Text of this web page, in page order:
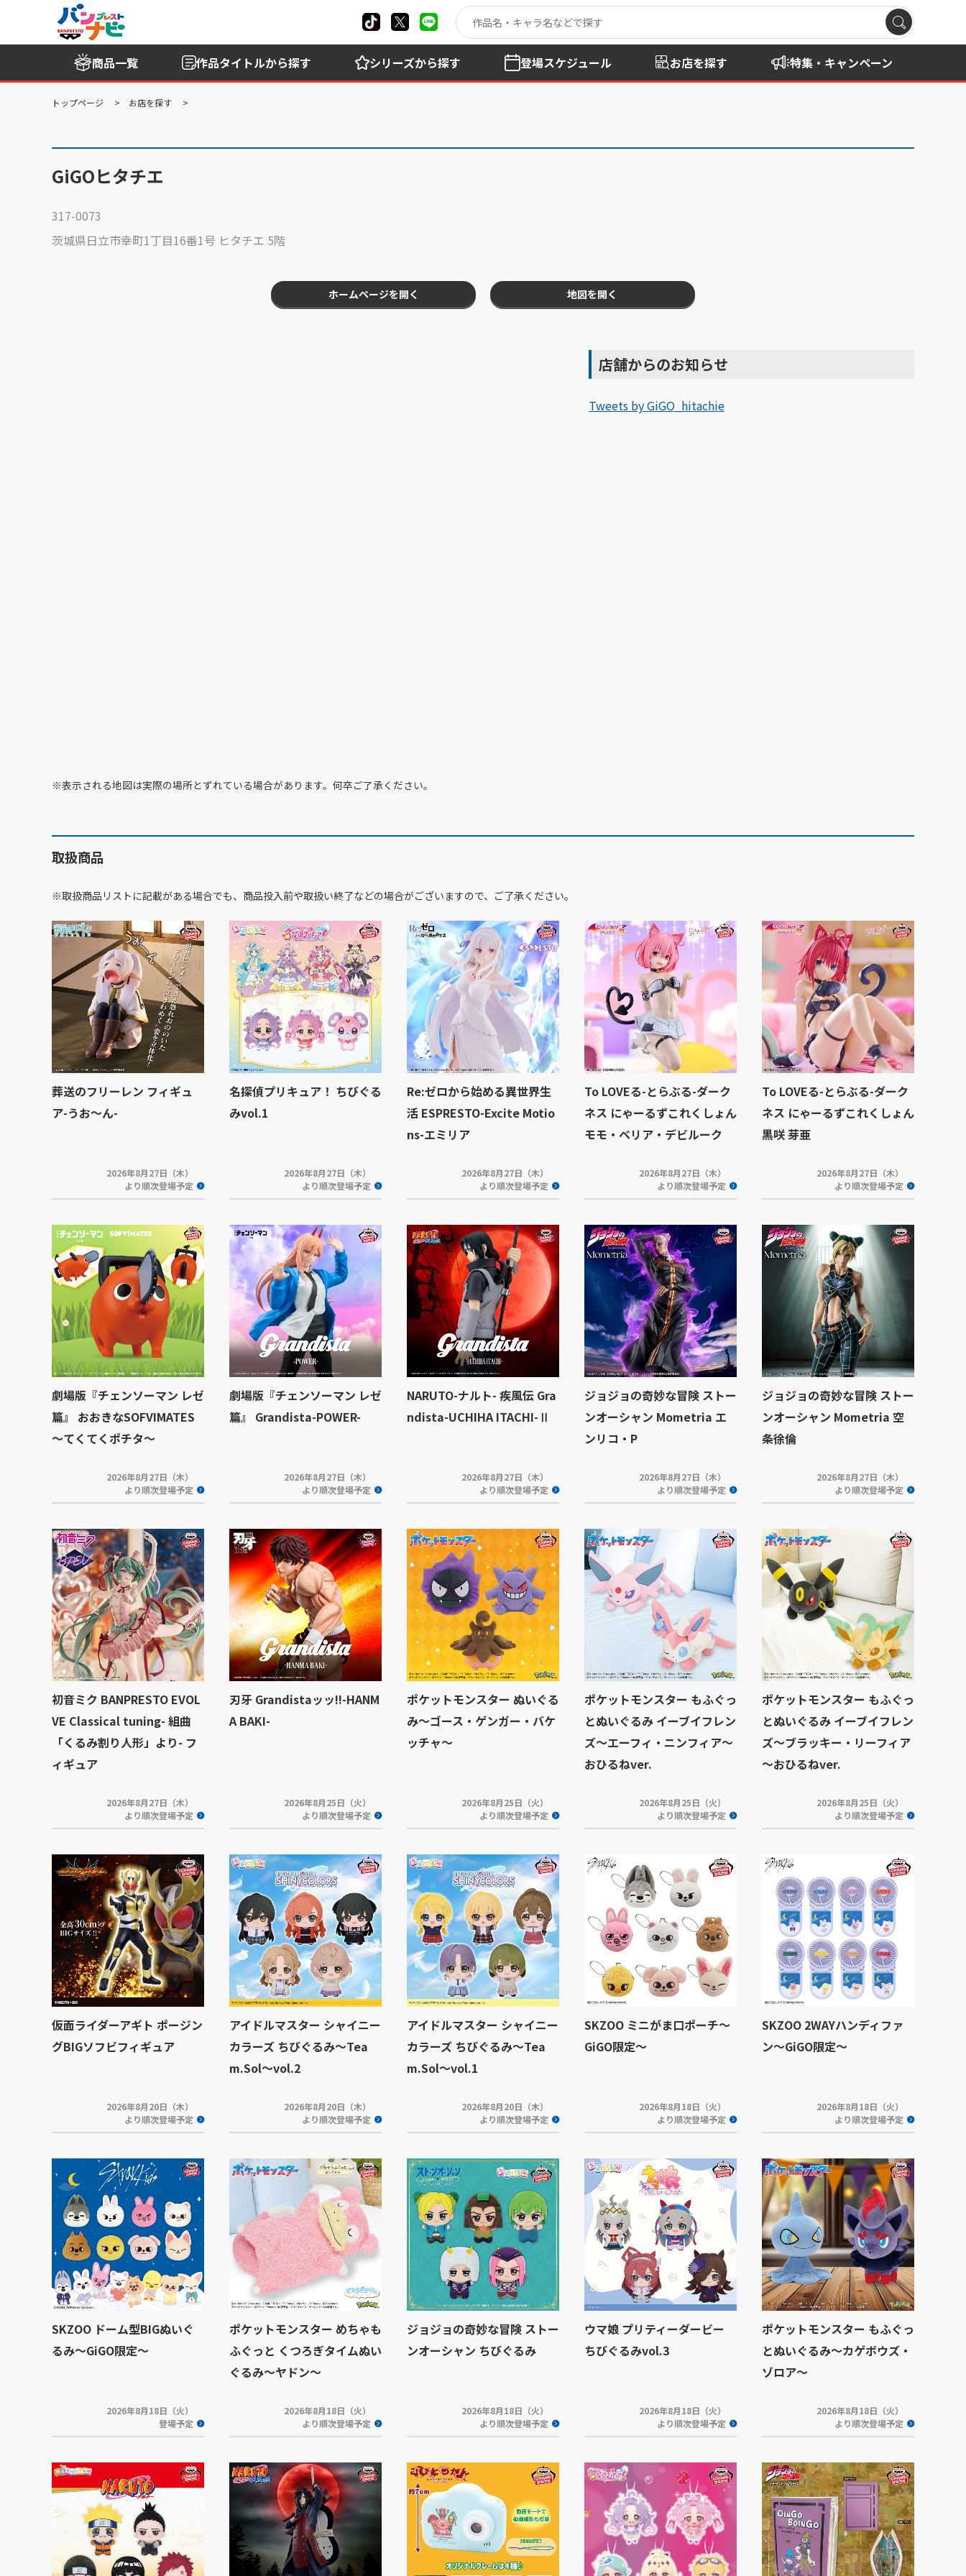
商品一覧 作品タイトルから探す シリーズから探す 登場スケジュール お店を探す 特集・キャンペーン
トップページ お店を探す
GiGOヒタチエ
317-0073
茨城県日立市幸町1丁目16番1号 ヒタチエ 5階
ホームページを開く 地図を開く
※表示される地図は実際の場所とずれている場合があります。何卒ご了承ください。
店舗からのお知らせ
Tweets by GiGO_hitachie
取扱商品
※取扱商品リストに記載がある場合でも、商品投入前や取扱い終了などの場合がございますので、ご了承ください。
葬送のフリーレン フィギュ
ア-うお～ん-
2026年8月27日（木）
より順次登場予定
名探偵プリキュア！ ちびぐる
みvol.1
2026年8月27日（木）
より順次登場予定
Re:ゼロから始める異世界生
活 ESPRESTO-Excite Motio
ns-エミリア
2026年8月27日（木）
より順次登場予定
To LOVEる-とらぶる-ダーク
ネス にゃーるずこれくしょん
モモ・ベリア・デビルーク
2026年8月27日（木）
より順次登場予定
To LOVEる-とらぶる-ダーク
ネス にゃーるずこれくしょん
黒咲 芽亜
2026年8月27日（木）
より順次登場予定
劇場版『チェンソーマン レゼ
篇』 おおきなSOFVIMATES
～てくてくポチタ～
2026年8月27日（木）
より順次登場予定
劇場版『チェンソーマン レゼ
篇』 Grandista-POWER-
2026年8月27日（木）
より順次登場予定
NARUTO-ナルト- 疾風伝 Gra
ndista-UCHIHA ITACHI-Ⅱ
2026年8月27日（木）
より順次登場予定
ジョジョの奇妙な冒険 ストー
ンオーシャン Mometria エ
ンリコ・P
2026年8月27日（木）
より順次登場予定
ジョジョの奇妙な冒険 ストー
ンオーシャン Mometria 空
条徐倫
2026年8月27日（木）
より順次登場予定
初音ミク BANPRESTO EVOL
VE Classical tuning- 組曲
「くるみ割り人形」より- フ
ィギュア
2026年8月27日（木）
より順次登場予定
刃牙 Grandistaッッ!!-HANM
A BAKI-
2026年8月25日（火）
より順次登場予定
ポケットモンスター ぬいぐる
み～ゴース・ゲンガー・バケ
ッチャ～
2026年8月25日（火）
より順次登場予定
ポケットモンスター もふぐっ
とぬいぐるみ イーブイフレン
ズ～エーフィ・ニンフィア～
おひるねver.
2026年8月25日（火）
より順次登場予定
ポケットモンスター もふぐっ
とぬいぐるみ イーブイフレン
ズ～ブラッキー・リーフィア
～おひるねver.
2026年8月25日（火）
より順次登場予定
仮面ライダーアギト ポージン
グBIGソフビフィギュア
2026年8月20日（木）
より順次登場予定
アイドルマスター シャイニー
カラーズ ちびぐるみ～Tea
m.Sol～vol.2
2026年8月20日（木）
より順次登場予定
アイドルマスター シャイニー
カラーズ ちびぐるみ～Tea
m.Sol～vol.1
2026年8月20日（木）
より順次登場予定
SKZOO ミニがま口ポーチ～
GiGO限定～
2026年8月18日（火）
より順次登場予定
SKZOO 2WAYハンディファ
ン～GiGO限定～
2026年8月18日（火）
より順次登場予定
SKZOO ドーム型BIGぬいぐ
るみ～GiGO限定～
2026年8月18日（火）
登場予定
ポケットモンスター めちゃも
ふぐっと くつろぎタイムぬい
ぐるみ～ヤドン～
2026年8月18日（火）
より順次登場予定
ジョジョの奇妙な冒険 ストー
ンオーシャン ちびぐるみ
2026年8月18日（火）
より順次登場予定
ウマ娘 プリティーダービー
ちびぐるみvol.3
2026年8月18日（火）
より順次登場予定
ポケットモンスター もふぐっ
とぬいぐるみ～カゲボウズ・
ゾロア～
2026年8月18日（火）
より順次登場予定